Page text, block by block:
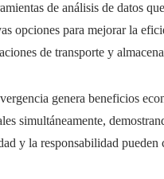
de análisis de datos
opciones para mejorar la
de transporte y
genera beneficios
simultáneamente,
y la responsabilidad pueden